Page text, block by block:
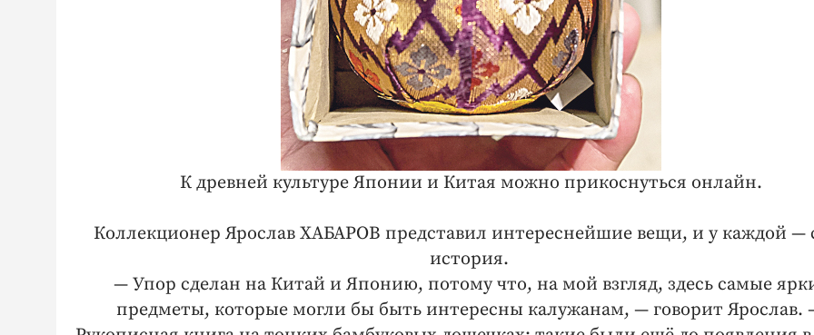
К древней культуре Японии и Китая можно прикоснуться онлайн.
Коллекционер Ярослав ХАБАРОВ представил интереснейшие вещи, и у каждой —
история.
— Упор сделан на Китай и Японию, потому что, на мой взгляд, здесь самые
предметы, которые могли бы быть интересны калужанам, — ​говорит Ярослав.